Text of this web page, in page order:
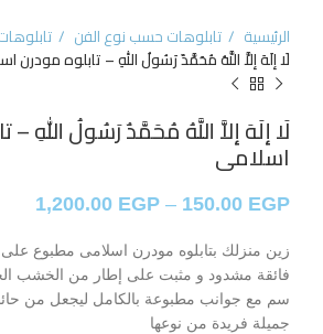
الرئيسية تابلوهات حسب نوع الفن
لَا إلَهَ إلاَّ اللَّهُ مُحَمَّدٌ رَسُولُ اللهِ – تابلوه مودرن
لَا إلَهَ إلاَّ اللَّهُ مُحَمَّدٌ رَسُولُ اللهِ –
اسلامى
150.00 EGP
–
1,200.00 EGP
زين منزلك بتابلوه مودرن اسلامى مطبوع على
سم مع جوانب مطبوعة بالكامل ليجعل من
جميلة فريدة من نوعها